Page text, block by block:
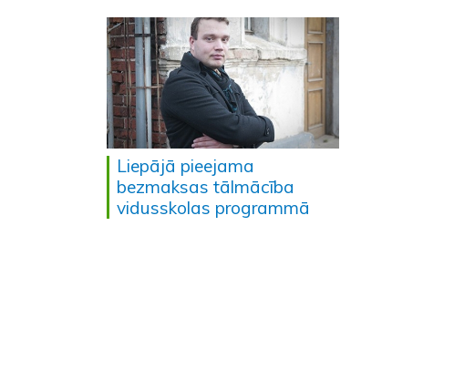
Liepājā pieejama
bezmaksas tālmācība
vidusskolas programmā